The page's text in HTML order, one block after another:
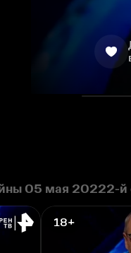
05 мая 20222-й
18+